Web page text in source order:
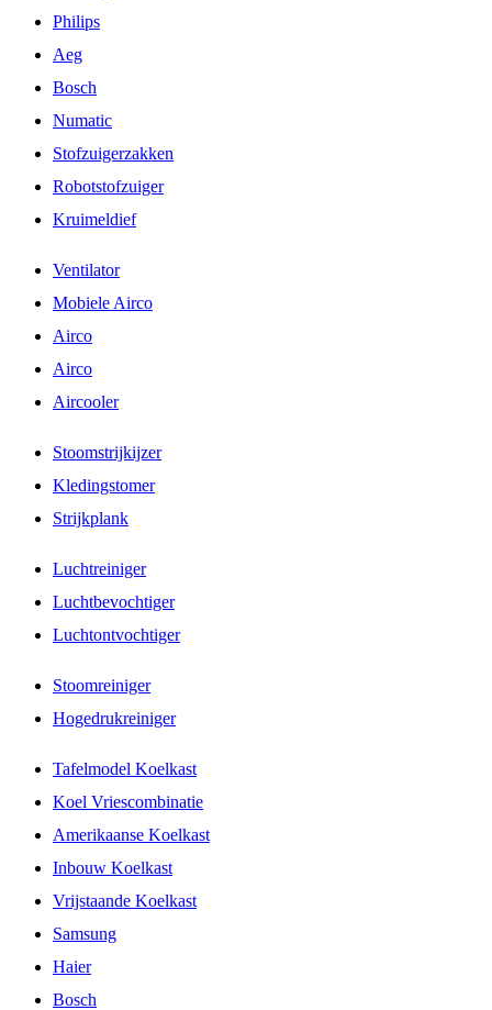
Philips
Aeg
Bosch
Numatic
Stofzuigerzakken
Robotstofzuiger
Kruimeldief
Ventilator
Mobiele Airco
Airco
Airco
Aircooler
Stoomstrijkijzer
Kledingstomer
Strijkplank
Luchtreiniger
Luchtbevochtiger
Luchtontvochtiger
Stoomreiniger
Hogedrukreiniger
Tafelmodel Koelkast
Koel Vriescombinatie
Amerikaanse Koelkast
Inbouw Koelkast
Vrijstaande Koelkast
Samsung
Haier
Bosch